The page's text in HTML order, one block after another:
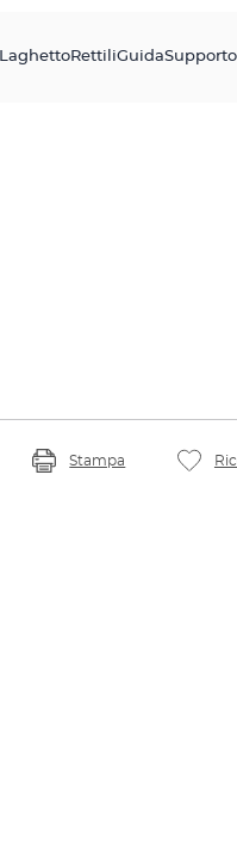
LaghettoRettiliGuidaSupporto
Stampa